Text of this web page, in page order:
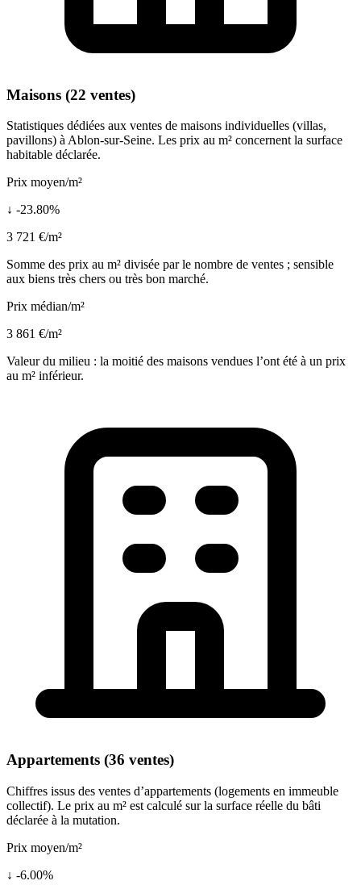
Maisons (22 ventes)
Statistiques dédiées aux ventes de maisons individuelles (villas,
pavillons) à Ablon-sur-Seine. Les prix au m² concernent la surface
habitable déclarée.
Prix moyen/m²
↓ -23.80%
3 721 €/m²
Somme des prix au m² divisée par le nombre de ventes ; sensible
aux biens très chers ou très bon marché.
Prix médian/m²
3 861 €/m²
Valeur du milieu : la moitié des maisons vendues l’ont été à un prix
au m² inférieur.
Appartements (36 ventes)
Chiffres issus des ventes d’appartements (logements en immeuble
collectif). Le prix au m² est calculé sur la surface réelle du bâti
déclarée à la mutation.
Prix moyen/m²
↓ -6.00%